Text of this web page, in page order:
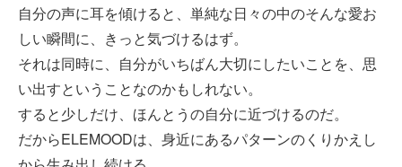
自分の声に耳を傾けると、単純な日々の中のそんな愛お
しい瞬間に、きっと気づけるはず。
それは同時に、自分がいちばん大切にしたいことを、思
い出すということなのかもしれない。
すると少しだけ、ほんとうの自分に近づけるのだ。
だからELEMOODは、身近にあるパターンのくりかえし